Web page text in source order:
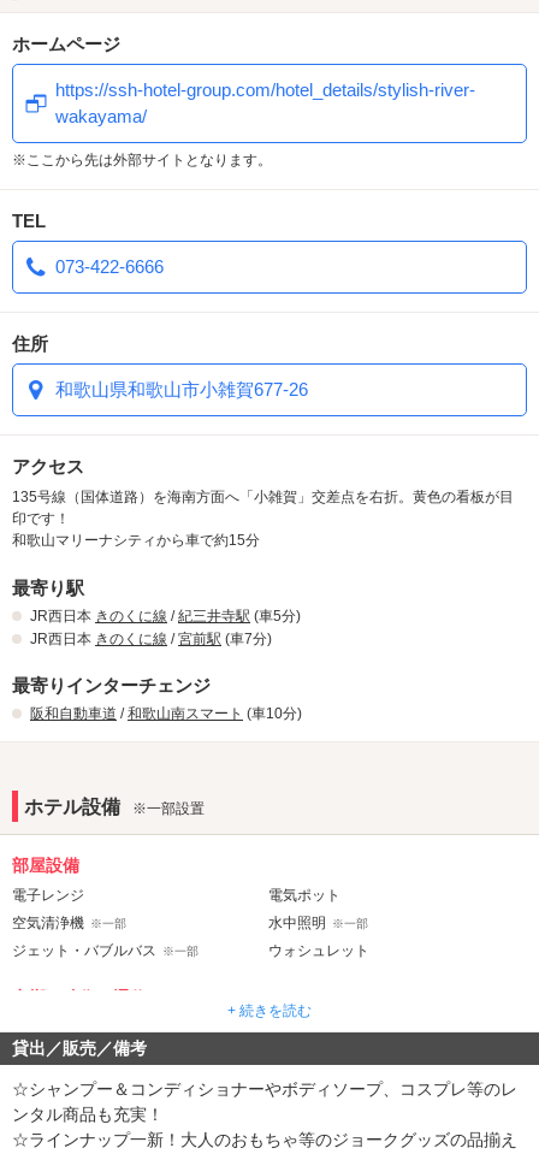
特典①ウェルカムドリンク2杯プレゼント！
特典②90分以上のご利用から、基本料金割引！5％～最大20％OFF
特典③ご利用金額￥500ごとに1ポイント加算！
お部屋にて￥200で販売しているメンバーズカードも、カップルズ
クーポンを使えば無料でプレゼント！！
手順は簡単♪入室後、クーポンページを開いて、発行番号をフロント
まで電話するだけ！フロントは24時間受け付けておりますので、そ
の他ご不明な点もお気軽にご連絡くださいませ♪
■ＳＭルーム（308号室）
■和室ルーム（206号室）（301号室）
■カラオケルーム（303号室）（306号室）（307号室）（310号室）
■ゴスロリ（305号室）
■キティちゃん（210号室）
■一風変わったコンセプトルームを取り揃えて、お待ちしておりま
す!!
■平日休憩￥1390～ 平日宿泊￥3290～
と、地域最安値を実現！
全室WiFi完備
303・306・307・310号室のカラオケがバージョンアップ♪
【アクセス】車でお越しの場合
■阪和道和歌山ICから県道148号・国体道路経由で約20分
ホームページ
https://ssh-hotel-group.com/hotel_details/stylish-river-
wakayama/
※ここから先は外部サイトとなります。
TEL
073-422-6666
住所
和歌山県和歌山市小雑賀677-26
アクセス
135号線（国体道路）を海南方面へ「小雑賀」交差点を右折。黄色の看板が目
印です！
和歌山マリーナシティから車で約15分
最寄り駅
JR西日本 きのくに線 /紀三井寺駅 (車5分)
JR西日本 きのくに線 /宮前駅 (車7分)
最寄りインターチェンジ
阪和自動車道 /和歌山南スマート (車10分)
ホテル設備 ※一部設置
部屋設備
電子レンジ
電気ポット
空気清浄機 ※一部 水中照明 ※一部
ジェット・バブルバス ※一部 ウォシュレット
カラオケ
VOD
Wi-Fi
アメニティ
セレクトシャンプー コスプレ
+ 続きを読む
貸出／販売／備考
☆シャンプー＆コンディショナーやボディソープ、コスプレ等のレ
ンタル商品も充実！
☆ラインナップ一新！大人のおもちゃ等のジョークグッズの品揃え